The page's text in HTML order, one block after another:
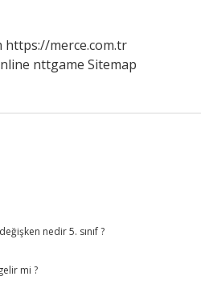
https://merce.com.tr
nttgame Sitemap
nedir 5. sınıf ?
mi ?